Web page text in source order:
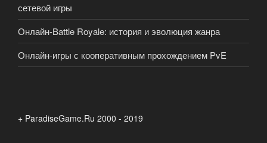
сетевой игры
Онлайн-Battle Royale: история и эволюция жанра
Онлайн-игры с кооперативным прохождением PvE
+ ParadiseGame.Ru 2000 - 2019